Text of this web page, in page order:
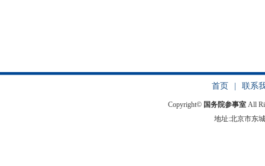
首页 联系
Copyright© 国务院参事室 All
地址:北京市东